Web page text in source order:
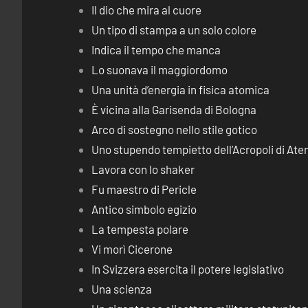
Il dio che mira al cuore
Un tipo di stampa a un solo colore
Indica il tempo che manca
Lo suonava il maggiordomo
Una unità d’energia in fisica atomica
È vicina alla Garisenda di Bologna
Arco di sostegno nello stile gotico
Uno stupendo tempietto dell’Acropoli di
Lavora con lo shaker
Fu maestro di Pericle
Antico simbolo egizio
La tempesta polare
Vi morì Cicerone
In Svizzera esercita il potere legislativo
Una scienza